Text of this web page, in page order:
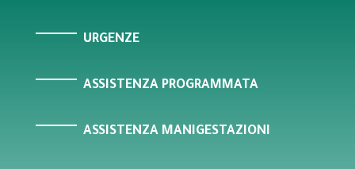
URGENZE
ASSISTENZA PROGRAMMATA
ASSISTENZA MANIGESTAZIONI